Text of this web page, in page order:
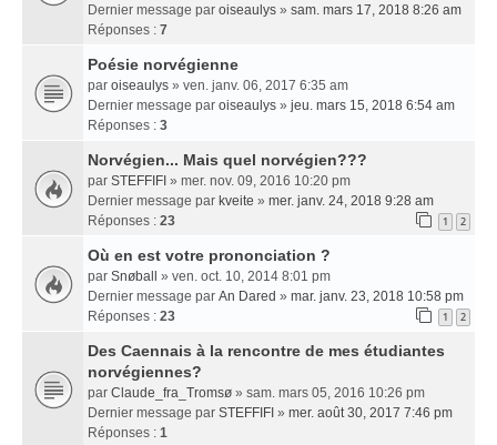
Dernier message par oiseaulys » sam. mars 17, 2018 8:26 am
Réponses : 7
Poésie norvégienne
par oiseaulys » ven. janv. 06, 2017 6:35 am
Dernier message par oiseaulys » jeu. mars 15, 2018 6:54 am
Réponses : 3
Norvégien... Mais quel norvégien???
par STEFFIFI » mer. nov. 09, 2016 10:20 pm
Dernier message par kveite » mer. janv. 24, 2018 9:28 am
Réponses : 23 1 2
Où en est votre prononciation ?
par Snøball
» ven. oct. 10, 2014 8:01 pm
Dernier message par An Dared » mar. janv. 23, 2018 10:58 pm
Réponses : 23 1 2
Des Caennais à la rencontre de mes étudiantes
norvégiennes?
par Claude_fra_Tromsø » sam. mars 05, 2016 10:26 pm
Dernier message par STEFFIFI » mer. août 30, 2017 7:46 pm
Réponses : 1